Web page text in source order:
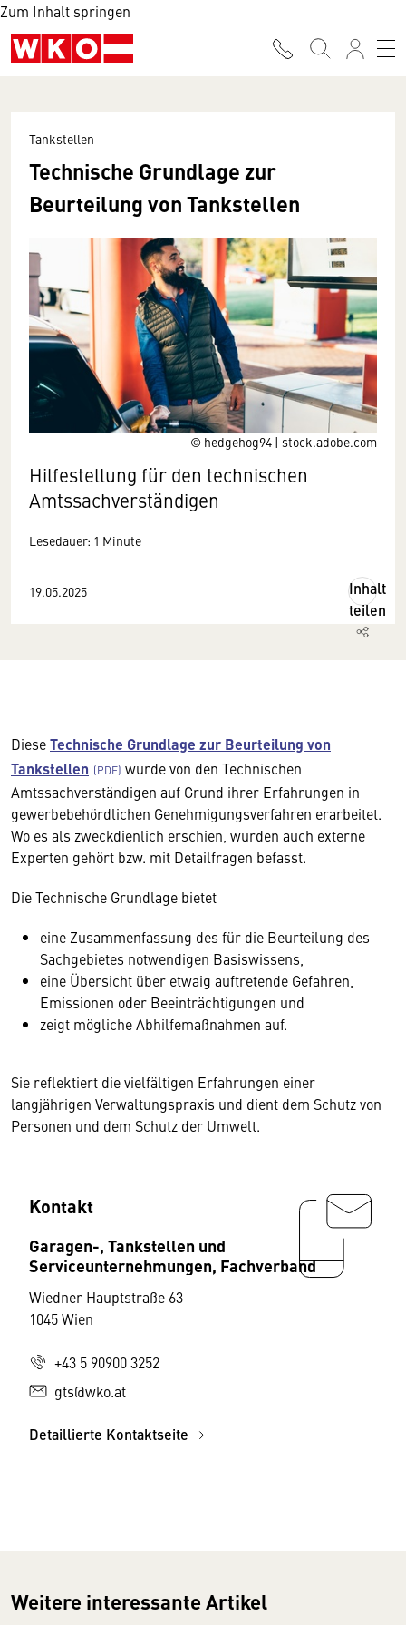
Zum Inhalt springen
© hedgehog94 | stock.adobe.com
Tankstellen
Technische Grundlage zur
Beurteilung von Tankstellen
Hilfestellung für den technischen
Amtssachverständigen
Lesedauer: 1 Minute
19.05.2025
Inhalt
teilen
DieseTechnische Grundlage zur Beurteilung von
Tankstellen
wurde von den Technischen
Amtssachverständigen auf Grund ihrer Erfahrungen in
gewerbebehördlichen Genehmigungsverfahren erarbeitet.
Wo es als zweckdienlich erschien, wurden auch externe
Experten gehört bzw. mit Detailfragen befasst.
Die Technische Grundlage bietet
eine Zusammenfassung des für die Beurteilung des
Sachgebietes notwendigen Basiswissens,
eine Übersicht über etwaig auftretende Gefahren,
Emissionen oder Beeinträchtigungen und
zeigt mögliche Abhilfemaßnahmen auf.
Sie reflektiert die vielfältigen Erfahrungen einer
langjährigen Verwaltungspraxis und dient dem Schutz von
Personen und dem Schutz der Umwelt.
Kontakt
Garagen-, Tankstellen und
Serviceunternehmungen, Fachverband
Wiedner Hauptstraße 63
1045 Wien
+43 5 90900 3252
gts@wko.at
Detaillierte Kontaktseite
Weitere interessante Artikel